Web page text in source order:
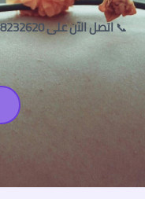
📞اتصل الآن على 0568232620